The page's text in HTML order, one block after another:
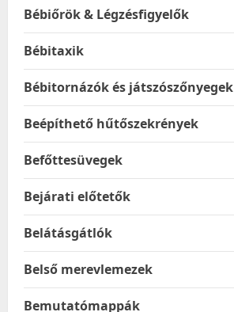
Bébiőrök & Légzésfigyelők
Bébitaxik
Bébitornázók és játszószőnyegek
Beépíthető hűtőszekrények
Befőttesüvegek
Bejárati előtetők
Belátásgátlók
Belső merevlemezek
Bemutatómappák